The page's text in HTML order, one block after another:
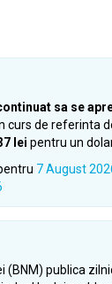
sa se
curs de referinta
lei pentru un
7 August
(BNM) publica